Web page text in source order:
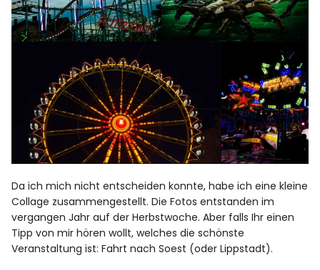
Da ich mich nicht entscheiden konnte, habe ich eine kleine
Collage zusammengestellt. Die Fotos entstanden im
vergangen Jahr auf der Herbstwoche. Aber falls Ihr einen
Tipp von mir hören wollt, welches die schönste
Veranstaltung ist: Fahrt nach Soest (oder Lippstadt).